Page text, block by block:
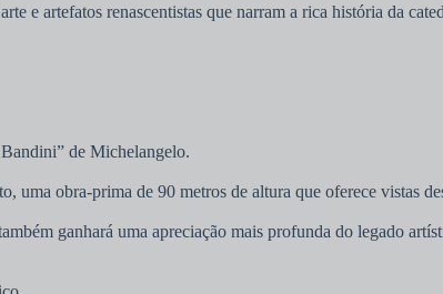
e artefatos renascentistas que narram a rica história da
de Michelangelo.
obra-prima de 90 metros de altura que oferece vistas
ganhará uma apreciação mais profunda do legado